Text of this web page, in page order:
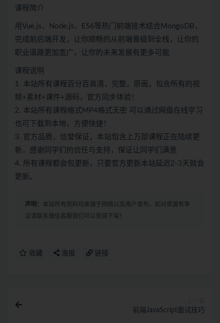
课程简介
用Vue.js、Node.js、ES6等热门前端技术结合MongoDB，
完成前后端开发，让你顺畅的从前端晋级到全栈，让你的
职业道路更加宽广，让你的未来发展有更多可能
课程说明
1. 本站所有课程百分百高清，完整，原画，包含所有的视
频+素材+课件+源码，官方同步体验！
2. 本站所有课程格式MP4格式无密 可以通过网盘在线学习
也可下载到本地，方便快捷！
3. 官方品质，信誉保证，本站包含上万部课程正在陆续更
新，感谢同学们的信任与支持，保证让同学们满意
4. 所有课程都会包更新，只要官方更新本站延迟2-3天就会
更新。
声明： 本站所有资料均来源于网络以及用户发布，如对资源有争
议请联系微信客服我们可以安排下架！
收藏 海报 链接
前端JavaScript面试技巧